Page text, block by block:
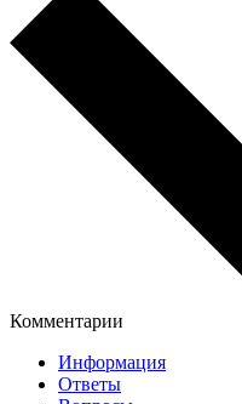
Комментарии
Информация
Ответы